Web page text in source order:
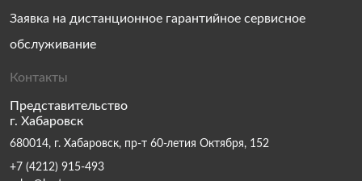
Заявка на дистанционное гарантийное сервисное
обслуживание
Контакты
Представительство
г. Хабаровск
680014, г. Хабаровск, пр-т 60-летия Октября, 152
+7 (4212) 915-493